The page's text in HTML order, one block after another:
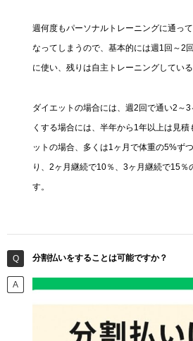
週何度もパーソナルトレーニングに通っ
なってしまうので、基本的には週1回～2
に使い、残りは自主トレーニングしている
ダイエットの場合には、週2回で通い2～
くする場合には、半年から1年以上は見
ットの場合、多くは1ヶ月で体重の5%ず
り、2ヶ月継続で10％、3ヶ月継続で15％
す。
分割払いをすることは可能ですか？